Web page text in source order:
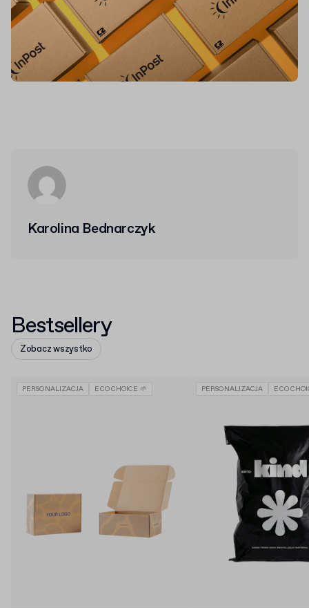
Karolina Bednarczyk
Bestsellery
Zobacz wszystko
PERSONALIZACJA ECO CHOICE 🌱 PERSONALIZACJA ECO